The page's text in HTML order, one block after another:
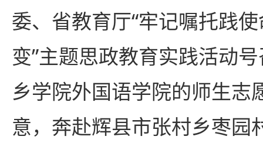
委、省教育厅“牢记嘱托践
变”主题思政教育实践活动
乡学院外国语学院的师生志
意，奔赴辉县市张村乡枣园